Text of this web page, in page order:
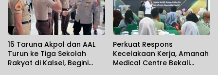
15 Taruna Akpol dan AAL
Turun ke Tiga Sekolah
Rakyat di Kalsel, Begini
Perkuat Respons
Kecelakaan Kerja, Amanah
Medical Centre Bekali